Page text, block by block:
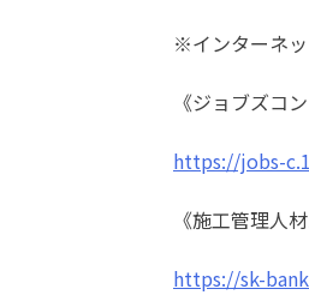
※インターネ
《ジョブズコ
https://jobs-
《施工管理人
https://sk-